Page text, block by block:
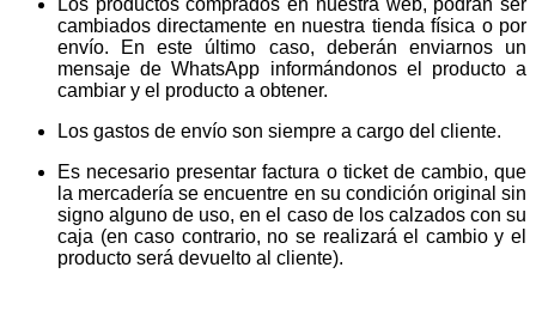
cambiados directamente en nuestra tienda física o por
envío. En este último caso, deberán enviarnos un
mensaje de WhatsApp informándonos el producto a
cambiar y el producto a obtener.
Los gastos de envío son siempre a cargo del cliente.
Es necesario presentar factura o ticket de cambio, que
la mercadería se encuentre en su condición original sin
signo alguno de uso, en el caso de los calzados con su
caja (en caso contrario, no se realizará el cambio y el
producto será devuelto al cliente).